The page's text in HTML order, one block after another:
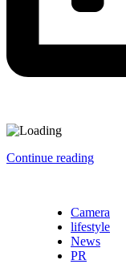
Continue reading
Camera
lifestyle
News
PR